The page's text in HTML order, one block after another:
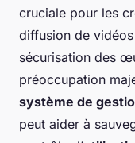
cruciale pour les
diffusion de
sécurisation des
préoccupation
système de
peut aider à